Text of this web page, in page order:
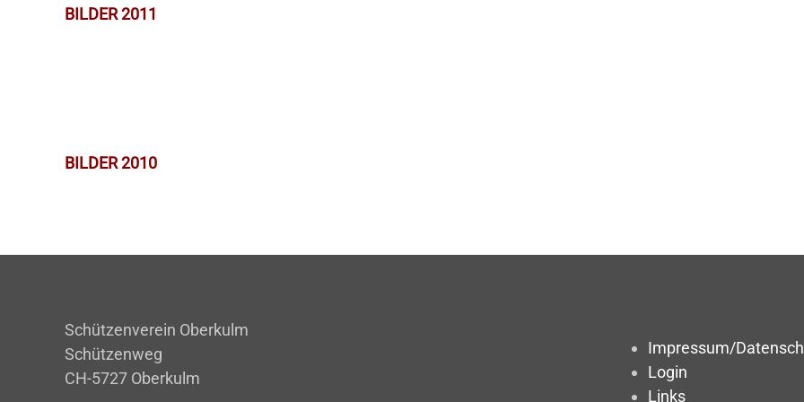
BILDER 2011
BILDER 2010
Schützenverein Oberkulm
Schützenweg
CH-5727 Oberkulm
Impressum/
Login
Links